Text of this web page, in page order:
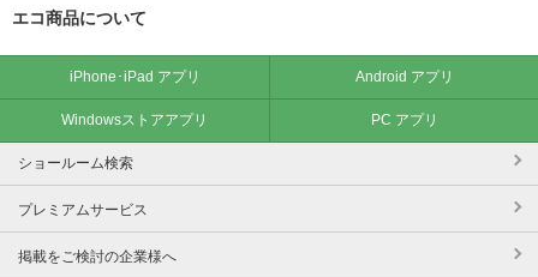
エコ商品について
iPhone･iPad アプリ Android アプリ
Windowsストアアプリ PC アプリ
ショールーム検索
プレミアムサービス
掲載をご検討の企業様へ